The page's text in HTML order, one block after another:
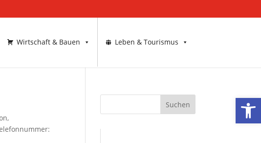
Wirtschaft & Bauen Leben & Tourismus